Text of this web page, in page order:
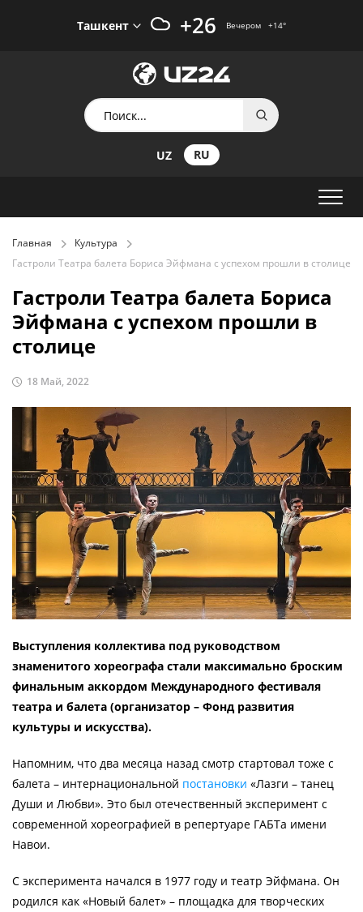
Ташкент +26 Вечером +14°
UZ RU
Главная
Культура
Гастроли Театра балета Бориса Эйфмана с успехом прошли в столице
Гастроли Театра балета Бориса
Эйфмана с успехом прошли в
столице
18 Май, 2022
Выступления коллектива под руководством
знаменитого хореографа стали максимально броским
финальным аккордом Международного фестиваля
театра и балета (организатор – Фонд развития
культуры и искусства).
Напомним, что два месяца назад смотр стартовал тоже с
балета – интернациональной постановки «Лазги – танец
Души и Любви». Это был отечественный эксперимент с
современной хореографией в репертуаре ГАБТа имени
Навои.
С эксперимента начался в 1977 году и театр Эйфмана. Он
родился как «Новый балет» – площадка для творческих